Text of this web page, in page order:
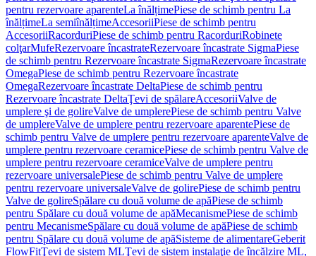
pentru rezervoare aparenteLa înălțimePiese de schimb pentru La
înălțimeLa semiînălțimeAccesoriiPiese de schimb pentru
AccesoriiRacorduriPiese de schimb pentru RacorduriRobinete
colţarMufeRezervoare încastrateRezervoare încastrate SigmaPiese
de schimb pentru Rezervoare încastrate SigmaRezervoare încastrate
OmegaPiese de schimb pentru Rezervoare încastrate
OmegaRezervoare încastrate DeltaPiese de schimb pentru
Rezervoare încastrate DeltaŢevi de spălareAccesoriiValve de
umplere şi de golireValve de umplerePiese de schimb pentru Valve
de umplereValve de umplere pentru rezervoare aparentePiese de
schimb pentru Valve de umplere pentru rezervoare aparenteValve de
umplere pentru rezervoare ceramicePiese de schimb pentru Valve de
umplere pentru rezervoare ceramiceValve de umplere pentru
rezervoare universalePiese de schimb pentru Valve de umplere
pentru rezervoare universaleValve de golirePiese de schimb pentru
Valve de golireSpălare cu două volume de apăPiese de schimb
pentru Spălare cu două volume de apăMecanismePiese de schimb
pentru MecanismeSpălare cu două volume de apăPiese de schimb
pentru Spălare cu două volume de apăSisteme de alimentareGeberit
FlowFitŢevi de sistem MLŢevi de sistem instalaţie de încălzire ML,